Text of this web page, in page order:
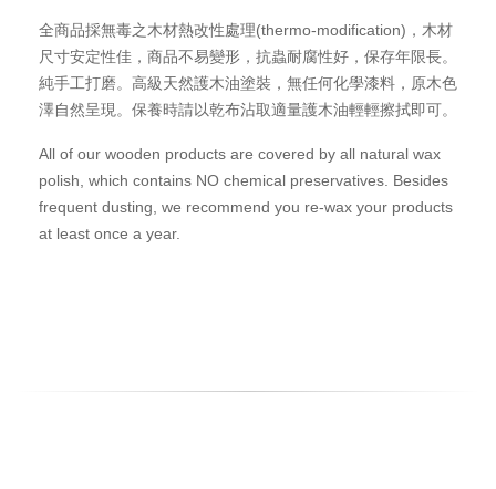
全商品採無毒之木材熱改性處理(thermo-modification)，木材
尺寸安定性佳，商品不易變形，抗蟲耐腐性好，保存年限長。
純手工打磨。高級天然護木油塗裝，無任何化學漆料，原木色
澤自然呈現。保養時請以乾布沾取適量護木油輕輕擦拭即可。
All of our wooden products are covered by all natural wax
polish, which contains NO chemical preservatives. Besides
frequent dusting, we recommend you re-wax your products
at least once a year.